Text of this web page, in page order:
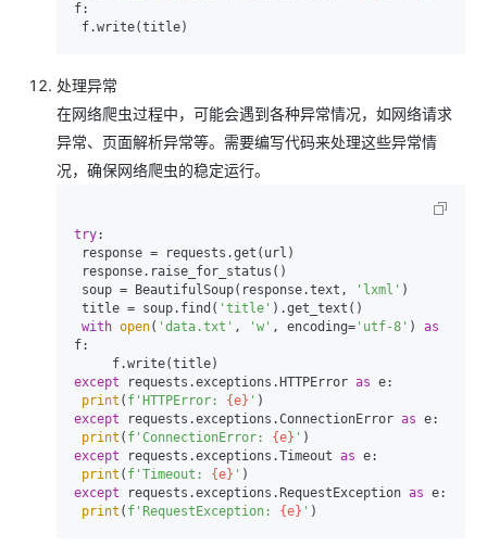
f:
处理异常
在网络爬虫过程中，可能会遇到各种异常情况，如网络请求
异常、页面解析异常等。需要编写代码来处理这些异常情
况，确保网络爬虫的稳定运行。
try:
soup = BeautifulSoup(response.text,
'lxml' )
title = soup.find( 'title' ).get_text()
with open( 'data.txt' , 'w' , encoding= 'utf-8' ) as
f:
except requests.exceptions.HTTPError as e:
print ( f'HTTPError: {e} '
except requests.exceptions.ConnectionError as e:
print ( f'ConnectionError: {e} '
except requests.exceptions.Timeout as e:
print ( f'Timeout: {e} '
except requests.exceptions.RequestException as e:
print ( f'RequestException: {e} '